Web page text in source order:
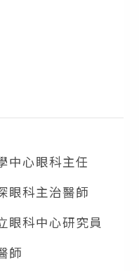
中心眼科主任
眼科主治醫師
眼科中心研究員
師